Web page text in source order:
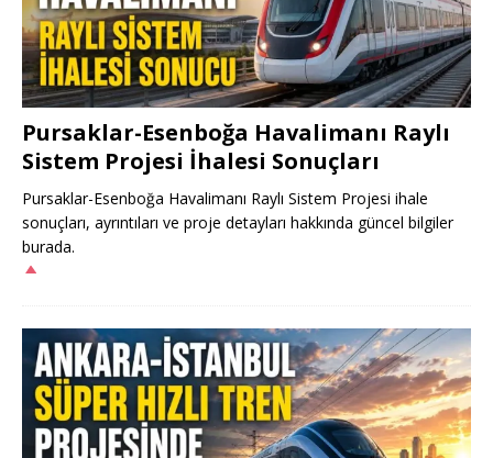
Pursaklar-Esenboğa Havalimanı Raylı
Sistem Projesi İhalesi Sonuçları
Pursaklar-Esenboğa Havalimanı Raylı Sistem Projesi ihale
sonuçları, ayrıntıları ve proje detayları hakkında güncel bilgiler
burada.